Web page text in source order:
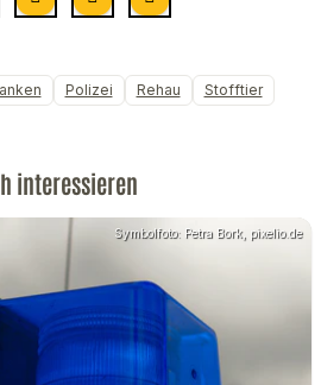
Polizei Rehau Stofftier
interessieren
Symbolfoto: Petra Bork, pixelio.de